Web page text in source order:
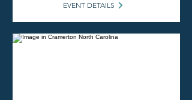
EVENT DETAILS